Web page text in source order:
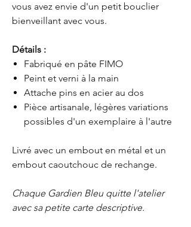
vous avez envie d'un petit bouclier
bienveillant avec vous.
Détails :
Fabriqué en pâte FIMO
Peint et verni à la main
Attache pins en acier au dos
Pièce artisanale, légères variations
possibles d'un exemplaire à l'autre
Livré avec un embout en métal et un
embout caoutchouc de rechange.
Chaque Gardien Bleu quitte l'atelier
avec sa petite carte descriptive.